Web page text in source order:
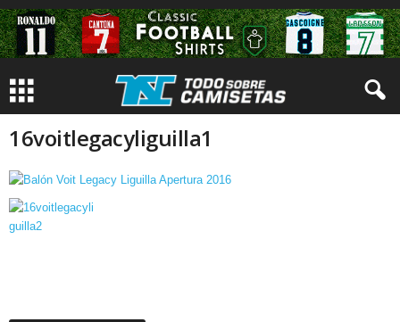
16voitlegacyliguilla1